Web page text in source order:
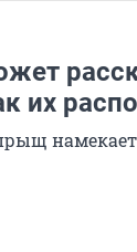
их
намекает